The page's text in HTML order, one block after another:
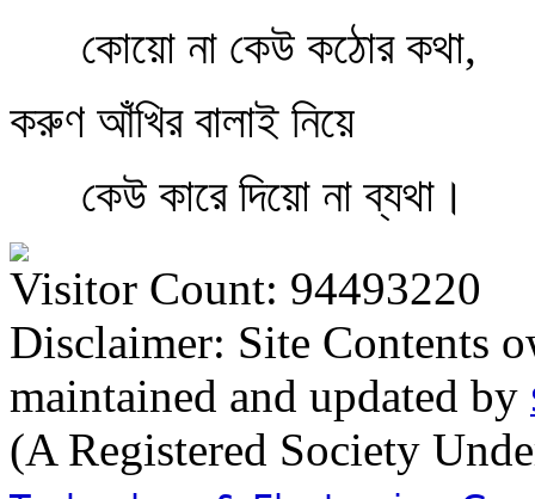
কোয়ো না কেউ কঠোর কথা,
করুণ আঁখির বালাই নিয়ে
কেউ কারে দিয়ো না ব্যথা।
Visitor Count: 94493220
Disclaimer: Site Contents
maintained and updated by
(A Registered Society